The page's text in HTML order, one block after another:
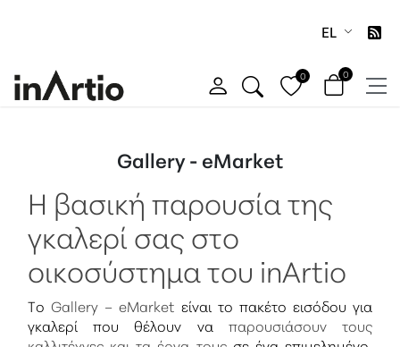
EL
0 0
Gallery - eMarket
Η βασική παρουσία της
γκαλερί σας στο
οικοσύστημα του inArtio
ΤοGallery – eMarket είναι το πακέτο εισόδου για
γκαλερί που θέλουν να παρουσιάσουν τους